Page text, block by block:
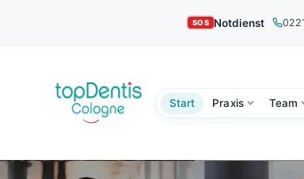
Notdienst
Start Praxis Team